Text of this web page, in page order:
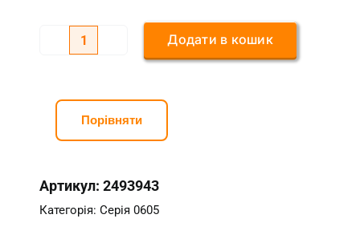
Серія
3/8
кількість
Додати в кошик
Порівняти
Артикул:2493943
Категорія:Серія 0605